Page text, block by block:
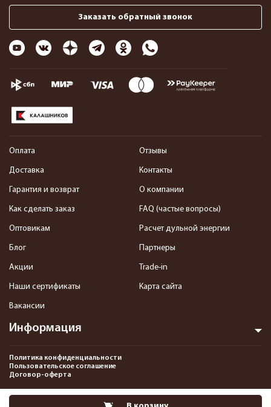
Заказать обратный звонок
Информация
Оплата
Доставка
Гарантия и возврат
Как сделать заказ
Оптовикам
Блог
Акции
Наши сертификаты
Вакансии
Отзывы
Контакты
О компании
FAQ (частые вопросы)
Расчет дульной энергии
Партнеры
Trade-in
Карта сайта
Политика конфиденциальности
Пользовательское соглашение
Договор-оферта
2013-2026 Интернет-магазин пневматики, страйкбола и снаряжения–